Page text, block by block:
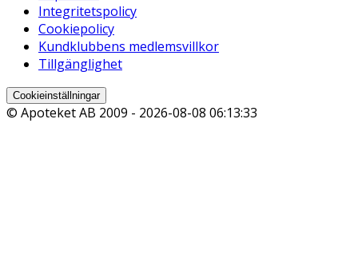
Integritetspolicy
Cookiepolicy
Kundklubbens medlemsvillkor
Tillgänglighet
Cookieinställningar
© Apoteket AB 2009 - 2026-08-08 06:13:33